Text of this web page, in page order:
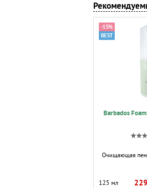
Barbados
Очищающая
-15%
125 мл